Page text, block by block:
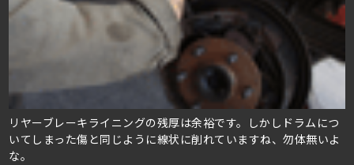
リヤーブレーキライニングの残厚は余裕です。しかしドラムにつ
いてしまった傷と同じように線状に削れていますね、勿体無いよ
な。